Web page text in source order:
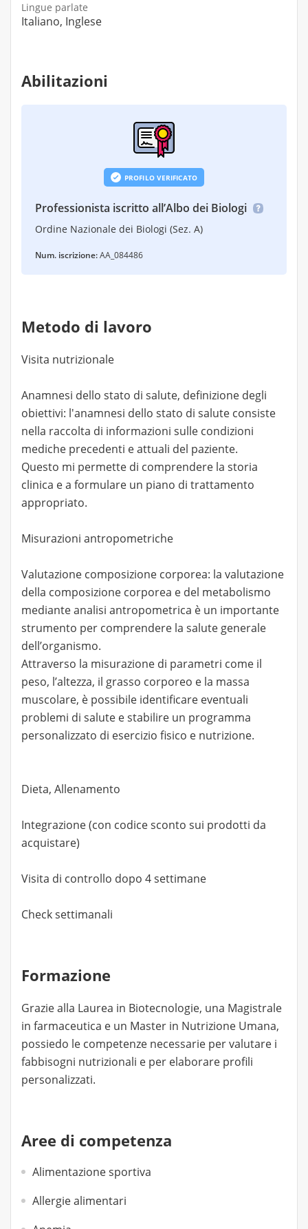
Lingue parlate
Italiano, Inglese
Abilitazioni
PROFILO VERIFICATO
Professionista iscritto all’Albo dei Biologi
Ordine Nazionale dei Biologi (Sez. A)
Num. iscrizione:AA_084486
Metodo di lavoro
Visita nutrizionale
Anamnesi dello stato di salute, definizione degli
obiettivi: l'anamnesi dello stato di salute consiste
nella raccolta di informazioni sulle condizioni
mediche precedenti e attuali del paziente.
Questo mi permette di comprendere la storia
clinica e a formulare un piano di trattamento
appropriato.
Misurazioni antropometriche
Valutazione composizione corporea: la valutazione
della composizione corporea e del metabolismo
mediante analisi antropometrica è un importante
strumento per comprendere la salute generale
dell’organismo.
Attraverso la misurazione di parametri come il
peso, l’altezza, il grasso corporeo e la massa
muscolare, è possibile identificare eventuali
problemi di salute e stabilire un programma
personalizzato di esercizio fisico e nutrizione.
Dieta, Allenamento
Integrazione (con codice sconto sui prodotti da
acquistare)
Visita di controllo dopo 4 settimane
Check settimanali
Formazione
Grazie alla Laurea in Biotecnologie, una Magistrale
in farmaceutica e un Master in Nutrizione Umana,
possiedo le competenze necessarie per valutare i
fabbisogni nutrizionali e per elaborare profili
personalizzati.
Aree di competenza
Alimentazione sportiva
Allergie alimentari